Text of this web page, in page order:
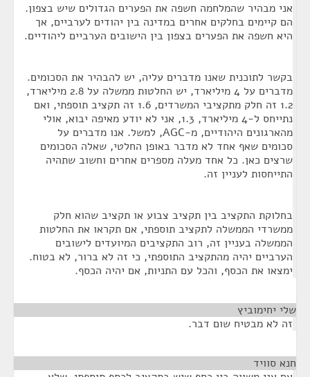
אני מבהיר שהמלחמה חשפה את הפערים הגדולים שיש בצפון.
הם קיימים בחלקים אחרים במדינה בין יהודים לערביים, אך
היא חשפה את הפערים בצפון בין הישובים הערביים ליהודיים.
בקשר לתוכנית שאנו מדברים עליה, יש להבהיר את הסכומים.
מדברים על 4 מיליארד, יש החלטות ממשלה על 2.8 מיליארד,
1.2 זה חלק מתקציבי המשרדים, 1.6 זה תקציב תוספתי, ואם
נתייחס ל-4 מיליארד, 1.3, אני לא יודע מאיפה יבוא, אולי
מהארגונים היהודיים, מ-AGC, למשל. אנו מדברים על
סכומים שאף אחד לא מדבר באופן החלטי, שאלה הסכומים
שרצים כאן. כל אחד מעלה מספרים אחרים וחשוב שתהיה
התייחסות לעניין זה.
בחלוקת התקציב בין תקציב צבוע או תקציב שהוא חלק
ממשרדי הממשלה לתקציב תוספתי, אם תקראו את החלטות
הממשלה בעניין זה, רוב התקציבים המיועדים לישובים
הערביים יהיה מהתקציב התוספתי, כי זה לא ברור, לא בטוח.
ימצאו את הכסף, והכל עם התניות, אם יהיה הכסף.
שלי יחימוביץ
זה לא מבטיח שום דבר.
חנא סוויד